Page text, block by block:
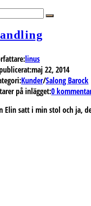
linus
maj 22, 2014
Kunder/Salong Barock
på inlägget:0
Elin satt i min stol och ja,